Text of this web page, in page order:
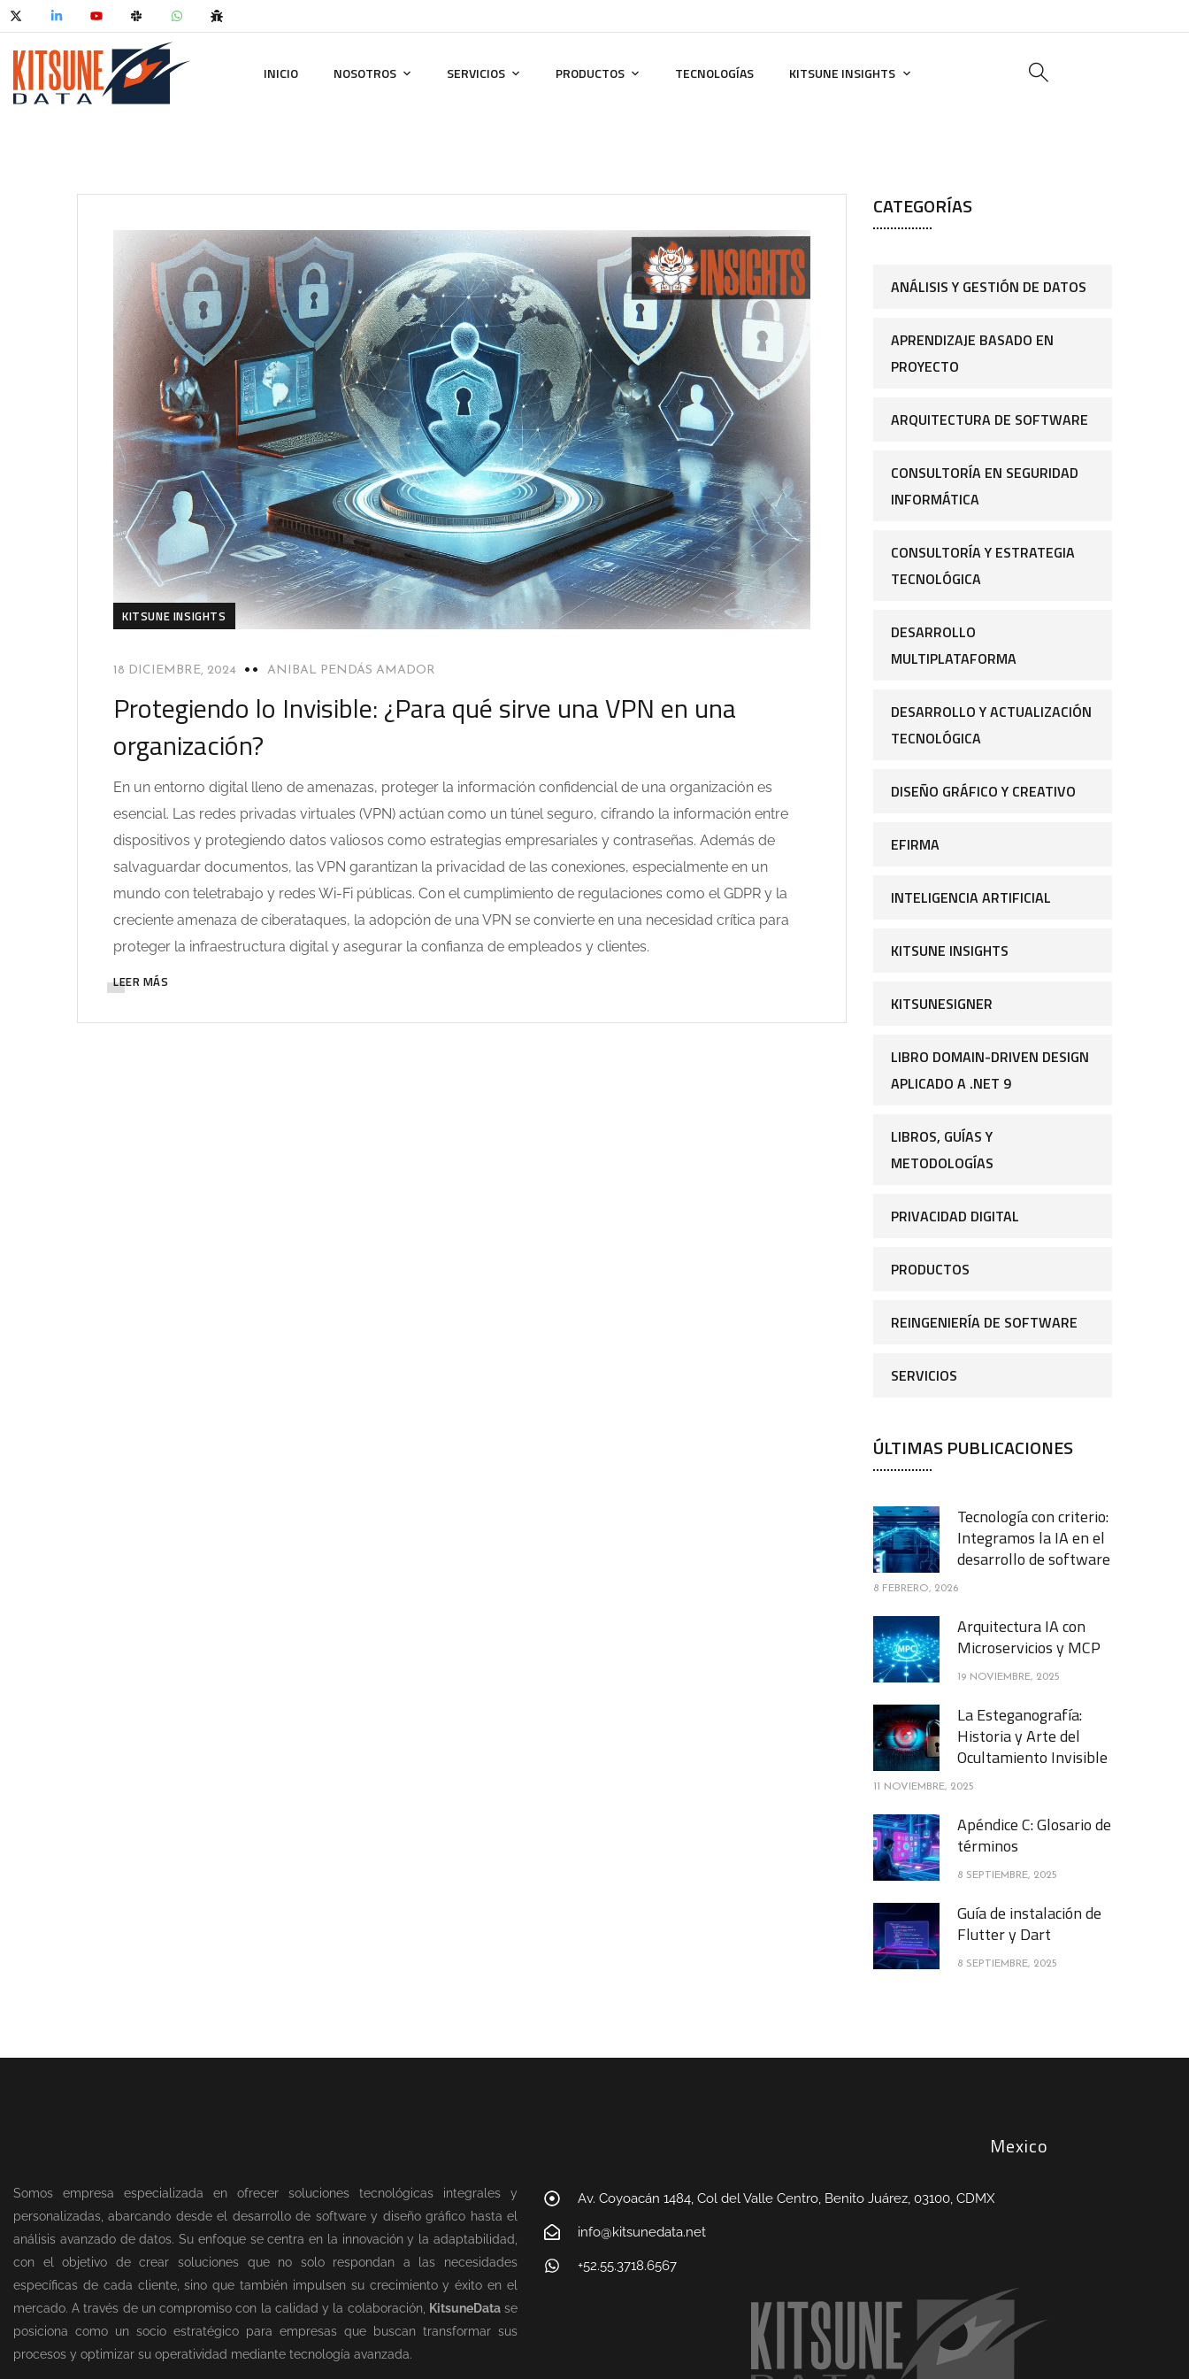
INICIO NOSOTROS SERVICIOS PRODUCTOS TECNOLOGÍAS KITSUNE INSIGHTS
KITSUNE INSIGHTS
18 DICIEMBRE, 2024 ANIBAL PENDÁS AMADOR
Protegiendo lo Invisible: ¿Para qué sirve una VPN en una
organización?
En un entorno digital lleno de amenazas, proteger la información confidencial de una organización es
esencial. Las redes privadas virtuales (VPN) actúan como un túnel seguro, cifrando la información entre
dispositivos y protegiendo datos valiosos como estrategias empresariales y contraseñas. Además de
salvaguardar documentos, las VPN garantizan la privacidad de las conexiones, especialmente en un
mundo con teletrabajo y redes Wi-Fi públicas. Con el cumplimiento de regulaciones como el GDPR y la
creciente amenaza de ciberataques, la adopción de una VPN se convierte en una necesidad crítica para
proteger la infraestructura digital y asegurar la confianza de empleados y clientes.
LEER MÁS
CATEGORÍAS
ANÁLISIS Y GESTIÓN DE DATOS
APRENDIZAJE BASADO EN
PROYECTO
ARQUITECTURA DE SOFTWARE
CONSULTORÍA EN SEGURIDAD
INFORMÁTICA
CONSULTORÍA Y ESTRATEGIA
TECNOLÓGICA
DESARROLLO
MULTIPLATAFORMA
DESARROLLO Y ACTUALIZACIÓN
TECNOLÓGICA
DISEÑO GRÁFICO Y CREATIVO
EFIRMA
INTELIGENCIA ARTIFICIAL
KITSUNE INSIGHTS
KITSUNESIGNER
LIBRO DOMAIN-DRIVEN DESIGN
APLICADO A .NET 9
LIBROS, GUÍAS Y
METODOLOGÍAS
PRIVACIDAD DIGITAL
PRODUCTOS
REINGENIERÍA DE SOFTWARE
SERVICIOS
ÚLTIMAS PUBLICACIONES
Tecnología con criterio:
Integramos la IA en el
desarrollo de software
8 FEBRERO, 2026
Arquitectura IA con
Microservicios y MCP
19 NOVIEMBRE, 2025
La Esteganografía:
Historia y Arte del
Ocultamiento Invisible
11 NOVIEMBRE, 2025
Apéndice C: Glosario de
términos
8 SEPTIEMBRE, 2025
Guía de instalación de
Flutter y Dart
8 SEPTIEMBRE, 2025
Somos empresa especializada en ofrecer soluciones tecnológicas integrales y
personalizadas, abarcando desde el desarrollo de software y diseño gráfico hasta el
análisis avanzado de datos. Su enfoque se centra en la innovación y la adaptabilidad,
con el objetivo de crear soluciones que no solo respondan a las necesidades
específicas de cada cliente, sino que también impulsen su crecimiento y éxito en el
mercado. A través de un compromiso con la calidad y la colaboración, KitsuneDatase
posiciona como un socio estratégico para empresas que buscan transformar sus
procesos y optimizar su operatividad mediante tecnología avanzada.
Mexico
Av. Coyoacán 1484, Col del Valle Centro, Benito Juárez, 03100, CDMX
info@kitsunedata.net
+52.55.3718.6567